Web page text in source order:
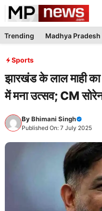
Skip
content
Trending Madhya Pradesh
Sports
झारखंड के लाल माही
में मना उत्सव; CM
ByBhimani Singh
Published On: 7 July 2025